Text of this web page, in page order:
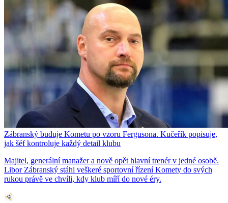
Zábranský buduje Kometu po vzoru Fergusona. Kučeřík popisuje,
jak šéf kontroluje každý detail klubu
Majitel, generální manažer a nově opět hlavní trenér v jedné osobě.
Libor Zábranský stáhl veškeré sportovní řízení Komety do svých
rukou právě ve chvíli, kdy klub míří do nové éry.